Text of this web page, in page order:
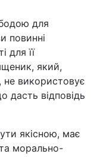
для
повинні
для її
який,
не використовує
дасть відповідь
якісною, має
морально-